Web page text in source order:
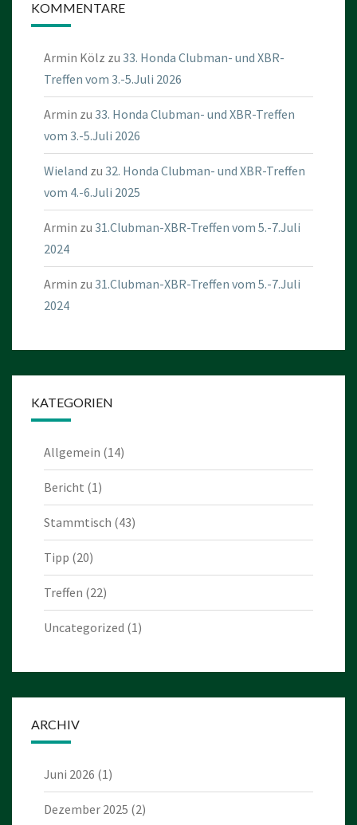
KOMMENTARE
Armin Kölz zu 33. Honda Clubman- und XBR-
Treffen vom 3.-5.Juli 2026
Armin zu 33. Honda Clubman- und XBR-Treffen
vom 3.-5.Juli 2026
Wieland zu 32. Honda Clubman- und XBR-Treffen
vom 4.-6.Juli 2025
Armin zu 31.Clubman-XBR-Treffen vom 5.-7.Juli
2024
Armin zu 31.Clubman-XBR-Treffen vom 5.-7.Juli
2024
KATEGORIEN
Allgemein (14)
Bericht (1)
Stammtisch (43)
Tipp (20)
Treffen (22)
Uncategorized (1)
ARCHIV
Juni 2026 (1)
Dezember 2025 (2)